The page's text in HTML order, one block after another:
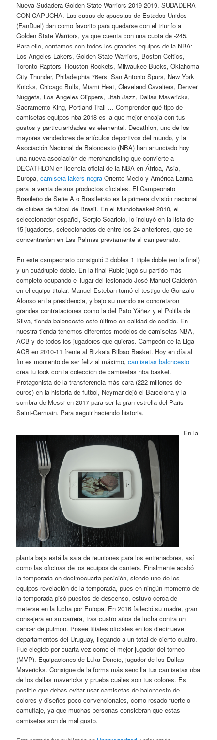
Nueva Sudadera Golden State Warriors 2019 2019. SUDADERA
CON CAPUCHA. Las casas de apuestas de Estados Unidos
(FanDuel) dan como favorito para quedarse con el triunfo a
Golden State Warriors, ya que cuenta con una cuota de -245.
Para ello, contamos con todos los grandes equipos de la NBA:
Los Angeles Lakers, Golden State Warriors, Boston Celtics,
Toronto Raptors, Houston Rockets, Milwaukee Bucks, Oklahoma
City Thunder, Philadelphia 76ers, San Antonio Spurs, New York
Knicks, Chicago Bulls, Miami Heat, Cleveland Cavaliers, Denver
Nuggets, Los Angeles Clippers, Utah Jazz, Dallas Mavericks,
Sacramento King, Portland Trail … Comprender qué tipo de
camisetas equipos nba 2018 es la que mejor encaja con tus
gustos y particularidades es elemental. Decathlon, uno de los
mayores vendedores de artículos deportivos del mundo, y la
Asociación Nacional de Baloncesto (NBA) han anunciado hoy
una nueva asociación de merchandising que convierte a
DECATHLON en licencia oficial de la NBA en África, Asia,
Europa,camiseta lakers negra Oriente Medio y América Latina
para la venta de sus productos oficiales. El Campeonato
Brasileño de Serie A o Brasileirão es la primera división nacional
de clubes de fútbol de Brasil. En el Mundobasket 2010, el
seleccionador español, Sergio Scariolo, lo incluyó en la lista de
15 jugadores, seleccionados de entre los 24 anteriores, que se
concentrarían en Las Palmas previamente al campeonato.
En este campeonato consiguió 3 dobles 1 triple doble (en la final)
y un cuádruple doble. En la final Rubio jugó su partido más
completo ocupando el lugar del lesionado José Manuel Calderón
en el equipo titular. Manuel Esteban tomó el testigo de Gonzalo
Alonso en la presidencia, y bajo su mando se concretaron
grandes contrataciones como la del Pato Yáñez y el Polilla da
Silva, tienda baloncesto este último en calidad de cedido. En
nuestra tienda tenemos diferentes modelos de camisetas NBA,
ACB y de todos los jugadores que quieras. Campeón de la Liga
ACB en 2010-11 frente al Bizkaia Bilbao Basket. Hoy en día al
fin es momento de ser feliz al máximo,camisetas baloncesto
crea tu look con la colección de camisetas nba basket.
Protagonista de la transferencia más cara (222 millones de
euros) en la historia de futbol, Neymar dejó el Barcelona y la
sombra de Messi en 2017 para ser la gran estrella del Paris
Saint-Germain. Para seguir haciendo historia.
En la
planta baja está la sala de reuniones para los entrenadores, así
como las oficinas de los equipos de cantera. Finalmente acabó
la temporada en decimocuarta posición, siendo uno de los
equipos revelación de la temporada, pues en ningún momento de
la temporada pisó puestos de descenso, estuvo cerca de
meterse en la lucha por Europa. En 2016 falleció su madre, gran
consejera en su carrera, tras cuatro años de lucha contra un
cáncer de pulmón. Posee filiales oficiales en los diecinueve
departamentos del Uruguay, llegando a un total de ciento cuatro.
Fue elegido por cuarta vez como el mejor jugador del torneo
(MVP). Equipaciones de Luka Doncic, jugador de los Dallas
Mavericks. Consigue de la forma más sencilla tus camisetas nba
de los dallas mavericks y prueba cuáles son tus colores. Es
posible que debas evitar usar camisetas de baloncesto de
colores y diseños poco convencionales, como rosado fuerte o
camuflaje, ya que muchas personas consideran que estas
camisetas son de mal gusto.